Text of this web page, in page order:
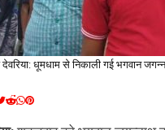
धूमधाम से निकाली गई भगवान